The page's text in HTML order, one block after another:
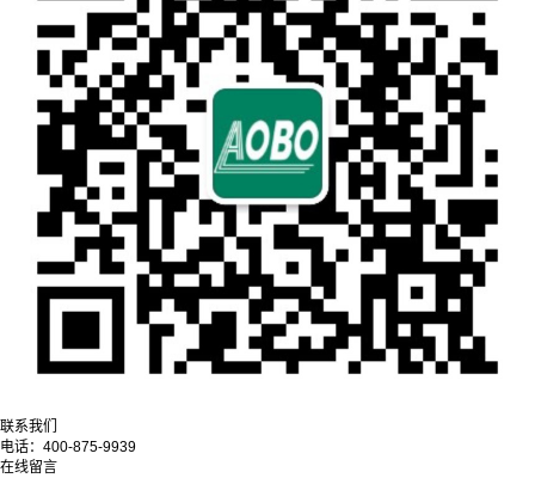
联系我们
电话： 400-875-9939
在线留言